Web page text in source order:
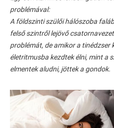
problémával:
A földszinti szülői hálószoba
felső szintről lejövő
problémát, de amikor a tinédzser
életritmusba kezdtek élni, mint a
elmentek aludni, jöttek a gondok.